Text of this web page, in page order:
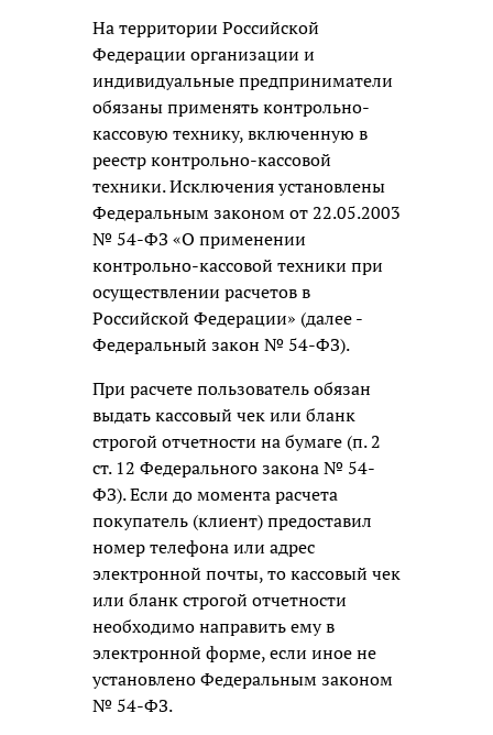
На территории Российской
Федерации организации и
индивидуальные предприниматели
обязаны применять контрольно-
кассовую технику, включенную в
реестр контрольно-кассовой
техники. Исключения установлены
Федеральным законом от 22.05.2003
№ 54-ФЗ «О применении
контрольно-кассовой техники при
осуществлении расчетов в
Российской Федерации» (далее -
Федеральный закон № 54-ФЗ).
При расчете пользователь обязан
выдать кассовый чек или бланк
строгой отчетности на бумаге (п. 2
ст. 12 Федерального закона № 54-
ФЗ). Если до момента расчета
покупатель (клиент) предоставил
номер телефона или адрес
электронной почты, то кассовый чек
или бланк строгой отчетности
необходимо направить ему в
электронной форме, если иное не
установлено Федеральным законом
№ 54-ФЗ.